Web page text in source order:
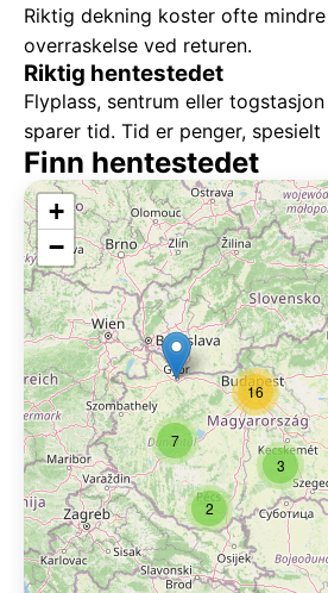
Riktig dekning koster ofte
overraskelse ved returen.
Riktig hentestedet
Flyplass, sentrum eller
sparer tid. Tid er penger, spesielt
Finn hentestedet
3
2
16
7
+
−